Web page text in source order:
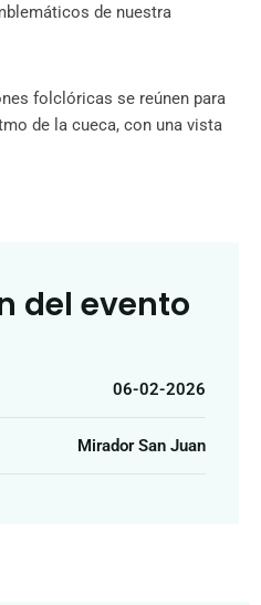
de nuestra
folclóricas se reúnen para
de la cueca, con una vista
del evento
06-02-2026
Mirador San Juan